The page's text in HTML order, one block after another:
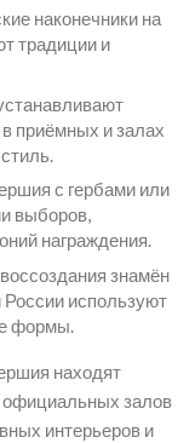
наконечники на
традиции и
приёмных и залах
с гербами или
выборов,
награждения.
знамён
используют
формы.
находят
залов
интерьеров и